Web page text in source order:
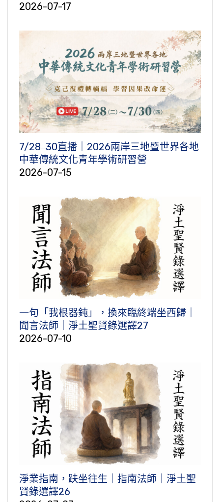
2026-07-17
7/28‒30直播｜2026兩岸三地暨世界各地
中華傳統文化青年學術研習營
2026-07-15
一句「我根器鈍」，換來臨終端坐西歸｜
聞言法師｜淨土聖賢錄選譯27
2026-07-10
淨業指南，趺坐往生｜指南法師｜淨土聖
賢錄選譯26